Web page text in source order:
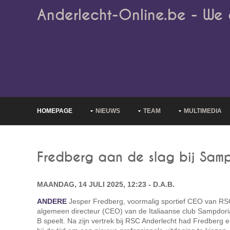
Anderlecht-Online.be - We
HOMEPAGE NIEUWS TEAM MULTIMEDIA
Fredberg aan de slag bij
MAANDAG, 14 JULI 2025, 12:23 - D.A.B.
ANDERE Jesper Fredberg, voormalig sportief CEO van
algemeen directeur (CEO) van de Italiaanse club
B speelt. Na zijn vertrek bij RSC Anderlecht had Fredberg